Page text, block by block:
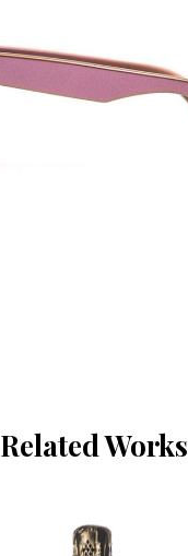
Related Works